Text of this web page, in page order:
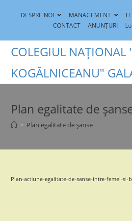
DESPRE NOI MANAGEMENT
CONTACT
ANUNȚURI
COLEGIUL
KOGĂLNICEANU"
Plan egalitate de
> Plan egalitate de șanse
Plan-actiune-egalitate-de-sanse-intre-femei-si-